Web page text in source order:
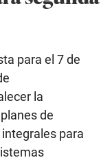
para el 7 de
la
de
para